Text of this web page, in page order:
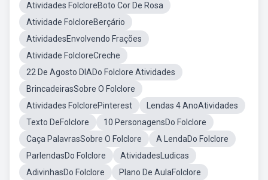
Atividades FolcloreBoto Cor De Rosa
Atividade FolcloreBerçário
AtividadesEnvolvendo Frações
Atividade FolcloreCreche
22 De Agosto DIADo Folclore Atividades
BrincadeirasSobre O Folclore
Atividades FolclorePinterest
Lendas 4 AnoAtividades
Texto DeFolclore
10 PersonagensDo Folclore
Caça PalavrasSobre O Folclore
A LendaDo Folclore
ParlendasDo Folclore
AtividadesLudicas
AdivinhasDo Folclore
Plano De AulaFolclore